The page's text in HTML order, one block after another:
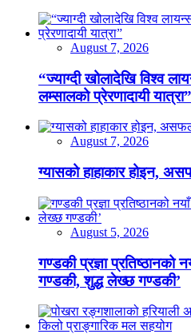
August 7, 2026
“ज्याग्दी खोलादेखि विश्व
लम्सालको प्रेरणादायी यात्रा”
August 7, 2026
ग्यासको हाहाकार होइन,
August 5, 2026
गण्डकी प्रज्ञा प्रतिष्ठानको
गण्डकी, शुद्ध लेख्छ गण्डकी’